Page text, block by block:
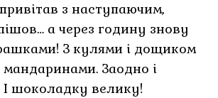
з наступаючим,
а через годину знову
З кулями і дощиком
мандаринами. Заодно і
І шоколадку велику!